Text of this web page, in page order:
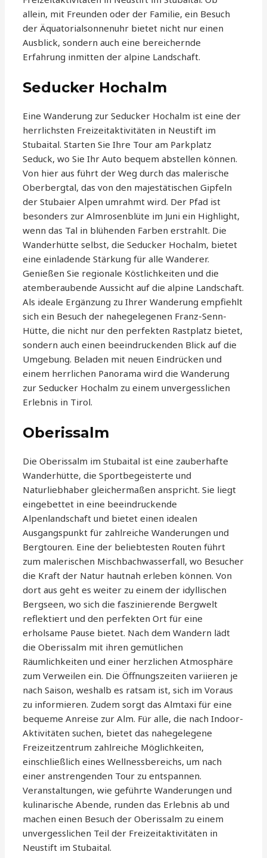
allein, mit Freunden oder der Familie, ein Besuch
der Äquatorialsonnenuhr bietet nicht nur einen
Ausblick, sondern auch eine bereichernde
Erfahrung inmitten der alpine Landschaft.
Seducker Hochalm
Eine Wanderung zur Seducker Hochalm ist eine der
herrlichsten Freizeitaktivitäten in Neustift im
Stubaital. Starten Sie Ihre Tour am Parkplatz
Seduck, wo Sie Ihr Auto bequem abstellen können.
Von hier aus führt der Weg durch das malerische
Oberbergtal, das von den majestätischen Gipfeln
der Stubaier Alpen umrahmt wird. Der Pfad ist
besonders zur Almrosenblüte im Juni ein Highlight,
wenn das Tal in blühenden Farben erstrahlt. Die
Wanderhütte selbst, die Seducker Hochalm, bietet
eine einladende Stärkung für alle Wanderer.
Genießen Sie regionale Köstlichkeiten und die
atemberaubende Aussicht auf die alpine Landschaft.
Als ideale Ergänzung zu Ihrer Wanderung empfiehlt
sich ein Besuch der nahegelegenen Franz-Senn-
Hütte, die nicht nur den perfekten Rastplatz bietet,
sondern auch einen beeindruckenden Blick auf die
Umgebung. Beladen mit neuen Eindrücken und
einem herrlichen Panorama wird die Wanderung
zur Seducker Hochalm zu einem unvergesslichen
Erlebnis in Tirol.
Oberissalm
Die Oberissalm im Stubaital ist eine zauberhafte
Wanderhütte, die Sportbegeisterte und
Naturliebhaber gleichermaßen anspricht. Sie liegt
eingebettet in eine beeindruckende
Alpenlandschaft und bietet einen idealen
Ausgangspunkt für zahlreiche Wanderungen und
Bergtouren. Eine der beliebtesten Routen führt
zum malerischen Mischbachwasserfall, wo Besucher
die Kraft der Natur hautnah erleben können. Von
dort aus geht es weiter zu einem der idyllischen
Bergseen, wo sich die faszinierende Bergwelt
reflektiert und den perfekten Ort für eine
erholsame Pause bietet. Nach dem Wandern lädt
die Oberissalm mit ihren gemütlichen
Räumlichkeiten und einer herzlichen Atmosphäre
zum Verweilen ein. Die Öffnungszeiten variieren je
nach Saison, weshalb es ratsam ist, sich im Voraus
zu informieren. Zudem sorgt das Almtaxi für eine
bequeme Anreise zur Alm. Für alle, die nach Indoor-
Aktivitäten suchen, bietet das nahegelegene
Freizeitzentrum zahlreiche Möglichkeiten,
einschließlich eines Wellnessbereichs, um nach
einer anstrengenden Tour zu entspannen.
Veranstaltungen, wie geführte Wanderungen und
kulinarische Abende, runden das Erlebnis ab und
machen einen Besuch der Oberissalm zu einem
unvergesslichen Teil der Freizeitaktivitäten in
Neustift im Stubaital.